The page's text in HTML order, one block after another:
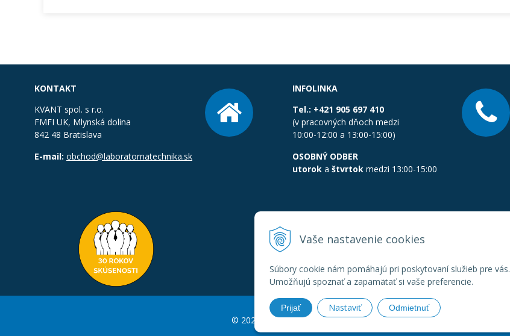
Vaše nastavenie cookies
Súbory cookie nám pomáhajú pri poskytovaní služieb pre vás.
Umožňujú spoznať a zapamätať si vaše preferencie.
Prijať Nastaviť Odmietnuť
KONTAKT
KVANT spol. s r.o.
FMFI UK, Mlynská dolina
842 48 Bratislava
E-mail: obchod@laboratornatechnika.sk
INFOLINKA
Tel.: +421 905 697 410
(v pracovných dňoch medzi
10:00-12:00 a 13:00-15:00)
OSOBNÝ ODBER
utorok a štvrtok medzi 13:00-15:00
© 2026 Laboratornatechnika.sk •Created&e-shop Pohoda connector